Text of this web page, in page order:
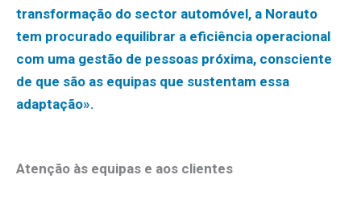
transformação do sector automóvel, a Norauto
tem procurado equilibrar a eficiência operacional
com uma gestão de pessoas próxima, consciente
de que são as equipas que sustentam essa
adaptação».
Atenção às equipas e aos clientes